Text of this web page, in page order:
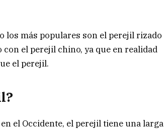
los más populares son el perejil rizado
el perejil chino, ya que en realidad
el perejil.
el Occidente, el perejil tiene una larga